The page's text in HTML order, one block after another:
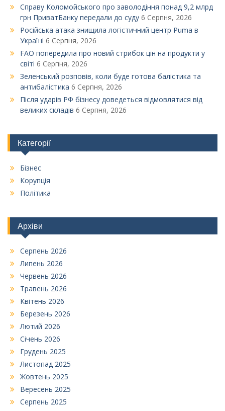
Справу Коломойського про заволодіння понад 9,2 млрд
грн ПриватБанку передали до суду 6 Серпня, 2026
Російська атака знищила логістичний центр Puma в
Україні 6 Серпня, 2026
FAO попередила про новий стрибок цін на продукти у
світі 6 Серпня, 2026
Зеленський розповів, коли буде готова балістика та
антибалістика 6 Серпня, 2026
Після ударів РФ бізнесу доведеться відмовлятися від
великих складів 6 Серпня, 2026
Категорії
Бізнес
Корупція
Політика
Архіви
Серпень 2026
Липень 2026
Червень 2026
Травень 2026
Квітень 2026
Березень 2026
Лютий 2026
Січень 2026
Грудень 2025
Листопад 2025
Жовтень 2025
Вересень 2025
Серпень 2025